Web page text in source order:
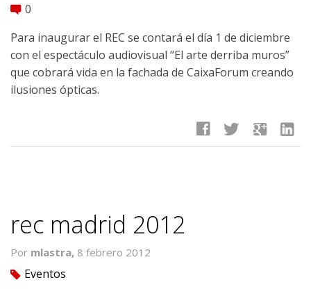
comment 0
Para inaugurar el REC se contará el día 1 de diciembre
con el espectáculo audiovisual “El arte derriba muros”
que cobrará vida en la fachada de CaixaForum creando
ilusiones ópticas.
facebook twitter google linkedin
rec madrid 2012
Por mlastra, 8 febrero 2012
tag Eventos